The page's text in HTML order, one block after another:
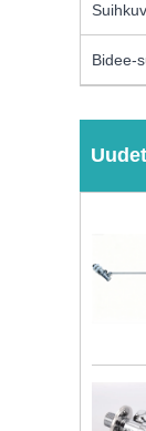
Bidee-